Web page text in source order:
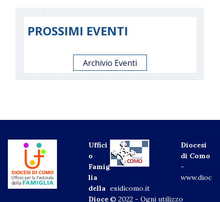
PROSSIMI EVENTI
Archivio Eventi
Uffici
o
Famig
lia
della
Dioce
Diocesi
di Como
-
www.dioc
esidicomo.it
© 2022 - Ogni utilizzo